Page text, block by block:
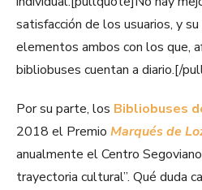
satisfacción de los usuarios, y su
elementos ambos con los que,
bibliobuses cuentan a diario.[/
Por su parte, los Bibliobuses
2018 el Premio Marqués de
anualmente el Centro
trayectoria cultural”. Qué duda